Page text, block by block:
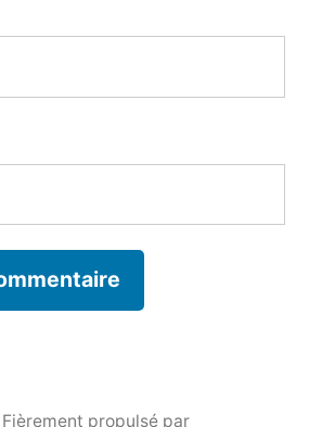
Fièrement propulsé par